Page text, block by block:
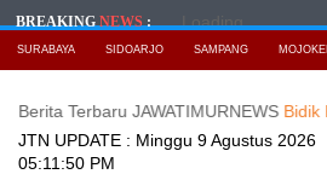
BREAKINGNEWS: Loading...
SURABAYA SIDOARJO SAMPANG
JAWATIMURNEWSBidik
JTN UPDATE : Minggu 9 Agustus 2026
05:11:51 PM